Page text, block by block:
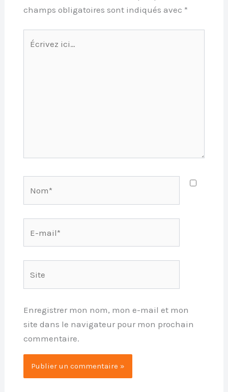
champs obligatoires sont indiqués avec *
mail*
Enregistrer mon nom, mon e-mail et mon
site dans le navigateur pour mon prochain
commentaire.